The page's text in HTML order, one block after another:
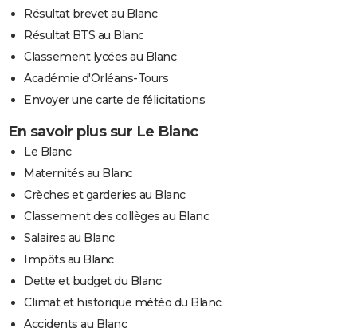
Résultat brevet au Blanc
Résultat BTS au Blanc
Classement lycées au Blanc
Académie d'Orléans-Tours
Envoyer une carte de félicitations
En savoir plus sur Le Blanc
Le Blanc
Maternités au Blanc
Crèches et garderies au Blanc
Classement des collèges au Blanc
Salaires au Blanc
Impôts au Blanc
Dette et budget du Blanc
Climat et historique météo du Blanc
Accidents au Blanc